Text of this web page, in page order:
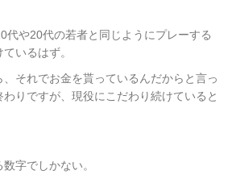
代や20代の若者と同じようにプレーする
いるはず。
それでお金を貰っているんだからと言っ
りですが、現役にこだわり続けていると
字でしかない。